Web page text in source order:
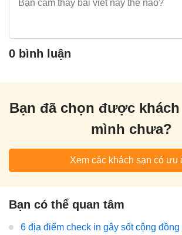
0 bình luận
Bạn đã chọn được
mình chưa?
Xem các khách sạn có ưu
Bạn có thể quan tâm
6 địa điểm check in gây sốt cộng